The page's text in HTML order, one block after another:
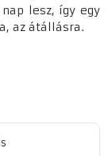
lesz, így egy
az átállásra.